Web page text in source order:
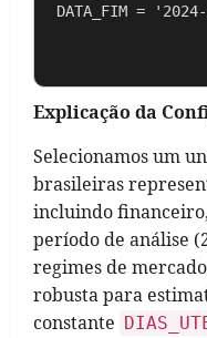
DATA_FIM =
Explicação da
Selecionamos um
brasileiras
incluindo
período de análise
regimes de
robusta para
constante